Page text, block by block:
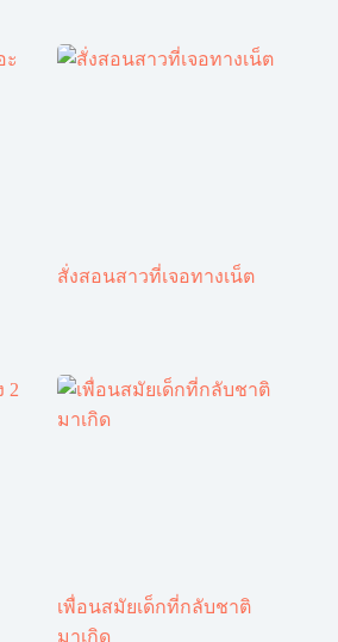
สั่งสอนสาวที่เจอทางเน็ต
เพื่อนสมัยเด็กที่กลับชาติ
มาเกิด